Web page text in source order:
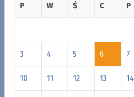
P W Ś C P
3 4 5 6 7
10 11 12 13 14